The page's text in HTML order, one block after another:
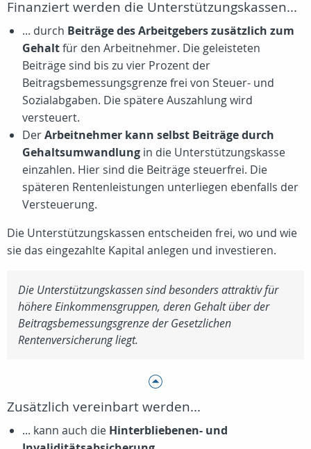
Finanziert werden die Unterstützungskassen...
... durch Beiträge des Arbeitgebers zusätzlich zum
Gehaltfür den Arbeitnehmer. Die geleisteten
Beiträge sind bis zu vier Prozent der
Beitragsbemessungsgrenze frei von Steuer- und
Sozialabgaben. Die spätere Auszahlung wird
versteuert.
DerArbeitnehmer kann selbst Beiträge durch
Gehaltsumwandlung in die Unterstützungskasse
einzahlen. Hier sind die Beiträge steuerfrei. Die
späteren Rentenleistungen unterliegen ebenfalls der
Versteuerung.
Die Unterstützungskassen entscheiden frei, wo und wie
sie das eingezahlte Kapital anlegen und investieren.
Die Unterstützungskassen sind besonders attraktiv für
höhere Einkommensgruppen, deren Gehalt über der
Beitragsbemessungsgrenze der Gesetzlichen
Rentenversicherung liegt.
Zusätzlich vereinbart werden...
... kann auch die Hinterbliebenen- und